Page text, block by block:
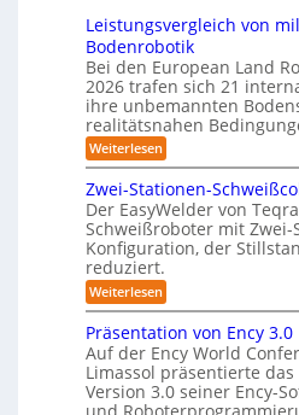
r
6m
3
D
-
S
t
e
r
e
o
-
K
a
m
r
a
s
u
t
t
l
e
-
S
y
s
t
m
f
ü
r
R
e
Leistungsvergleich von
Bodenrobotik
Bei den European Land
2026 trafen sich 21
ihre unbemannten
realitätsnahen
Weiterlesen:
L
e
i
s
t
u
g
s
v
e
r
g
l
e
Zwei-Stationen-
Der EasyWelder von
Schweißroboter mit Zwei-
Konfiguration, der
reduziert.
Weiterlesen:
Z
w
e
i
-
S
t
Präsentation von Ency 3.0
Auf der Ency World
Limassol präsentierte
Version 3.0 seiner Ency-
und